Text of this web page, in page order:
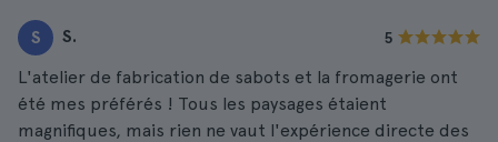
S S. 5
L'atelier de fabrication de sabots et la fromagerie ont
été mes préférés ! Tous les paysages étaient
magnifiques, mais rien ne vaut l'expérience directe des